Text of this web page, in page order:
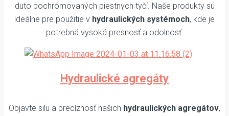
duto pochrómovaných piestnych tyčí. Naše produkty sú
ideálne pre použitie v hydraulických systémoch, kde je
potrebná vysoká presnosť a odolnosť.
Hydraulické agregáty
Objavte silu a precíznosť našich hydraulických agregátov,